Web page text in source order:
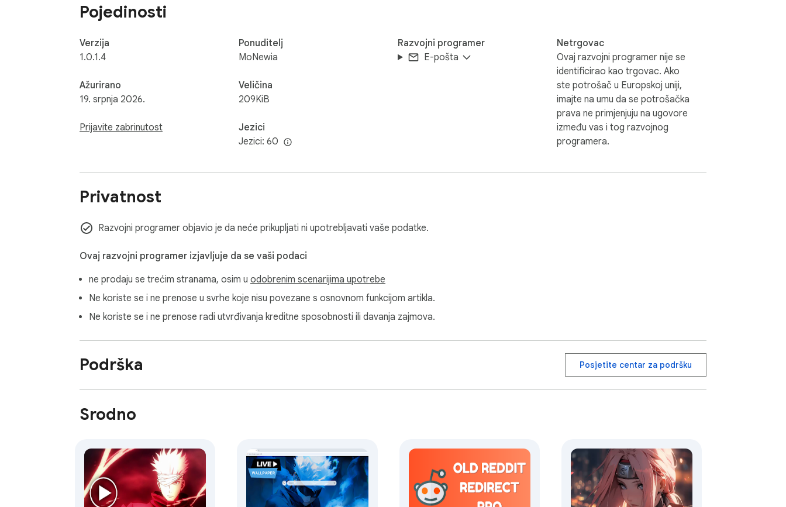
Pojedinosti
Verzija
1.0.1.4
Ažurirano
19. srpnja 2026.
Prijavite zabrinutost
Ponuditelj
MoNewia
Veličina
209KiB
Jezici
Jezici: 60
Razvojni programer
E-pošta
Netrgovac
Ovaj razvojni programer nije se
identificirao kao trgovac. Ako
ste potrošač u Europskoj uniji,
imajte na umu da se potrošačka
prava ne primjenjuju na ugovore
između vas i tog razvojnog
programera.
Privatnost
Razvojni programer objavio je da neće prikupljati ni upotrebljavati vaše podatke.
Ovaj razvojni programer izjavljuje da se vaši podaci
ne prodaju se trećim stranama, osim u odobrenim scenarijima upotrebe
Ne koriste se i ne prenose u svrhe koje nisu povezane s osnovnom funkcijom artikla.
Ne koriste se i ne prenose radi utvrđivanja kreditne sposobnosti ili davanja zajmova.
Podrška Posjetite centar za podršku
Srodno